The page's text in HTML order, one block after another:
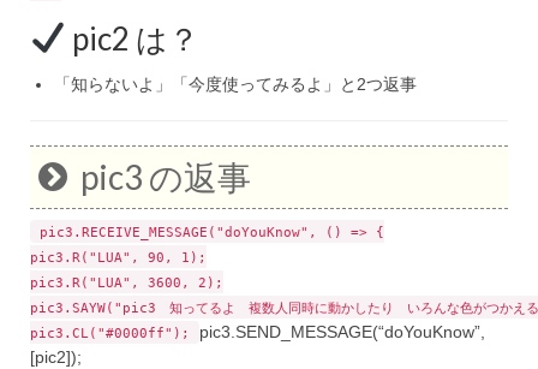
pic2 は？
「知らないよ」「今度使ってみるよ」と2つ返事
pic3 の返事
pic3. RECEIVE_MESSAGE ( "doYouKnow" , () => {
pic3. R( "LUA" , 90 , 1 );
pic3. R( "LUA" , 3600 , 2 );
pic3. SAYW( "pic3 知ってるよ 複数人同時に動かしたり いろんな色がつかえ
pic3. CL( "#0000ff" ); pic3. SEND_MESSAGE(“doYouKnow”
[pic2]);